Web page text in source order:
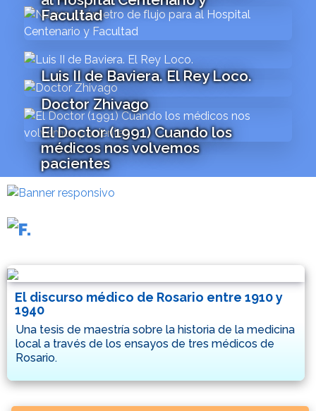
Facultad
Luis II de Baviera. El Rey Loco.
Doctor Zhivago
El Doctor (1991) Cuando los
médicos nos volvemos
pacientes
El discurso médico de Rosario entre 1910 y
1940
Una tesis de maestría sobre la historia de la medicina
local a través de los ensayos de tres médicos de
Rosario.